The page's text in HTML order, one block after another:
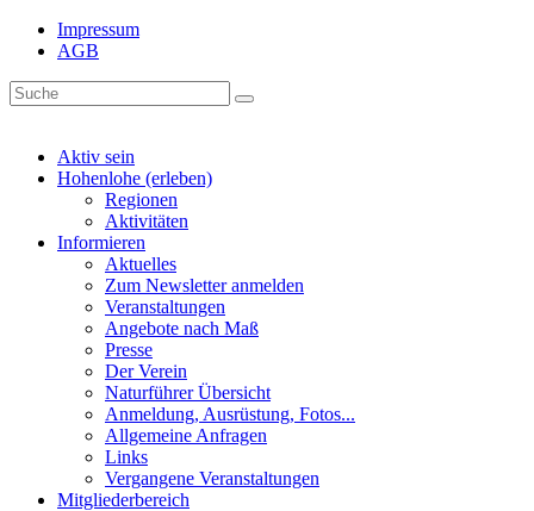
Impressum
AGB
Aktiv sein
Hohenlohe (erleben)
Regionen
Aktivitäten
Informieren
Aktuelles
Zum Newsletter anmelden
Veranstaltungen
Angebote nach Maß
Presse
Der Verein
Naturführer Übersicht
Anmeldung, Ausrüstung, Fotos...
Allgemeine Anfragen
Links
Vergangene Veranstaltungen
Mitgliederbereich